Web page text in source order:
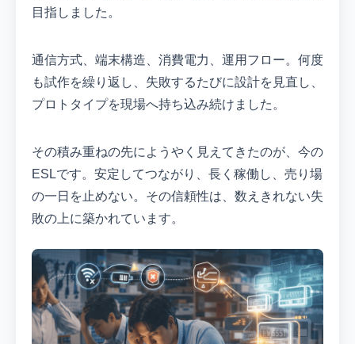
目指しました。
通信方式、端末構造、消費電力、運用フロー。何度
も試作を繰り返し、失敗するたびに設計を見直し、
プロトタイプを現場へ持ち込み続けました。
その積み重ねの先にようやく見えてきたのが、今の
ESLです。安定してつながり、長く稼働し、売り場
の一日を止めない。その信頼性は、数えきれない失
敗の上に築かれています。